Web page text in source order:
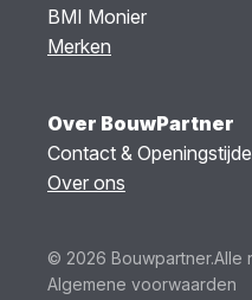
BMI Monier
Merken
Over BouwPartner
Contact &
Over ons
© 2026 Bouwpartner.Alle
Algemene voorwaarden